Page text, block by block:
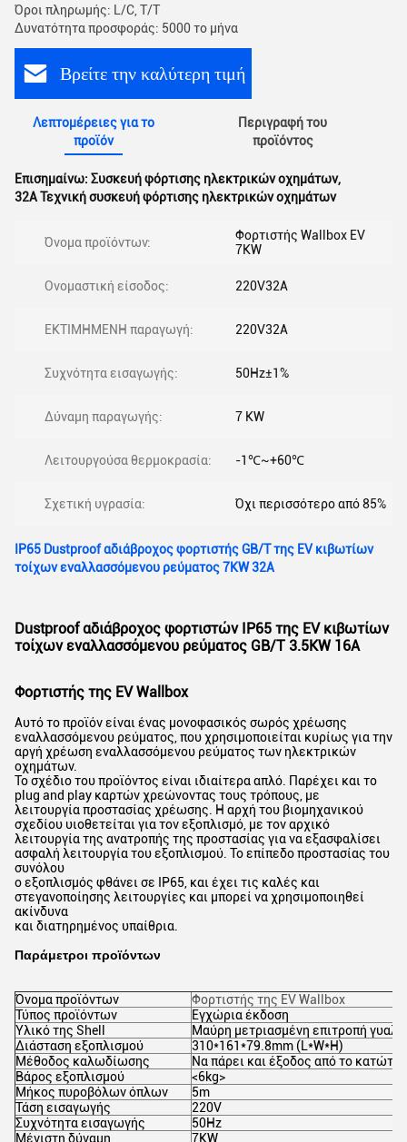
Όροι πληρωμής: L/C, T/T
Δυνατότητα προσφοράς: 5000 το μήνα
Βρείτε την καλύτερη τιμή
Λεπτομέρειες για το
προϊόν
Περιγραφή του
προϊόντος
Επισημαίνω: Συσκευή φόρτισης ηλεκτρικών οχημάτων,
32A Τεχνική συσκευή φόρτισης ηλεκτρικών οχημάτων
Όνομα προϊόντων:
Φορτιστής Wallbox EV
7KW
Ονομαστική είσοδος: 220V32A
ΕΚΤΙΜΗΜΕΝΗ παραγωγή: 220V32A
Συχνότητα εισαγωγής: 50Hz±1%
Δύναμη παραγωγής: 7 KW
Λειτουργούσα θερμοκρασία: -1℃~+60℃
Σχετική υγρασία: Όχι περισσότερο από 85%
IP65 Dustproof αδιάβροχος φορτιστής GB/T της EV κιβωτίων
τοίχων εναλλασσόμενου ρεύματος 7KW 32A
Dustproof αδιάβροχος φορτιστών IP65 της EV κιβωτίων
τοίχων εναλλασσόμενου ρεύματος GB/T 3.5KW 16A
Φορτιστής της EV Wallbox
Αυτό το προϊόν είναι ένας μονοφασικός σωρός χρέωσης
εναλλασσόμενου ρεύματος, που χρησιμοποιείται κυρίως για την
αργή χρέωση εναλλασσόμενου ρεύματος των ηλεκτρικών
οχημάτων.
Το σχέδιο του προϊόντος είναι ιδιαίτερα απλό. Παρέχει και το
plug and play καρτών χρεώνοντας τους τρόπους, με
λειτουργία προστασίας χρέωσης. Η αρχή του βιομηχανικού
σχεδίου υιοθετείται για τον εξοπλισμό, με τον αρχικό
λειτουργία της ανατροπής της προστασίας για να εξασφαλίσει
ασφαλή λειτουργία του εξοπλισμού. Το επίπεδο προστασίας του
συνόλου
ο εξοπλισμός φθάνει σε IP65, και έχει τις καλές και
στεγανοποίησης λειτουργίες και μπορεί να χρησιμοποιηθεί
ακίνδυνα
και διατηρημένος υπαίθρια.
Παράμετροι προϊόντων
Όνομα προϊόντων
Φορτιστής της EV Wallbox
Τύπος προϊόντων
Εγχώρια έκδοση
Υλικό της Shell
Μαύρη μετριασμένη επιτροπή
Διάσταση εξοπλισμού
310*161*79.8mm (L*W*H)
Μέθοδος καλωδίωσης
Να πάρει και έξοδος από το
Βάρος εξοπλισμού
<6kg>
Μήκος πυροβόλων όπλων
5m
Τάση εισαγωγής
220V
Συχνότητα εισαγωγής
50Hz
Μέγιστη δύναμη
7KW